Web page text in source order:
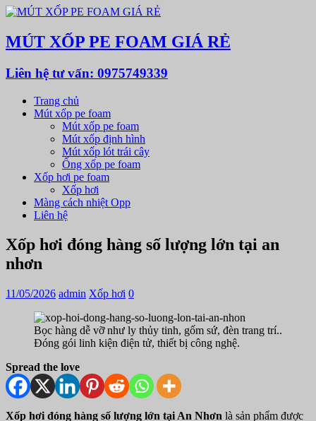
MÚT XỐP PE FOAM GIÁ RẺ
Liên hệ tư vấn: 0975749339
Trang chủ
Mút xốp pe foam
Mút xốp pe foam
Mút xốp định hình
Mút xốp lót trái cây
Ống xốp pe foam
Xốp hơi pe foam
Xốp hơi
Màng cách nhiệt Opp
Liên hệ
Xốp hơi đóng hàng số lượng lớn tại an
nhơn
11/05/2026 admin Xốp hơi 0
Bọc hàng dễ vỡ như ly thủy tinh, gốm sứ, đèn trang trí..
Đóng gói linh kiện điện tử, thiết bị công nghệ.
Spread the love
Xốp hơi đóng hàng số lượng lớn tại An Nhơn là sản phẩm được